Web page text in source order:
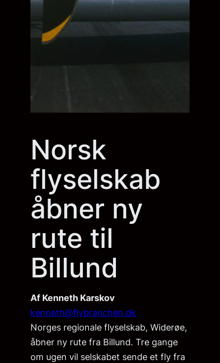
Norsk
flyselskab
åbner ny
rute til
Billund
Af Kenneth Karskov
kenneth@flybranchen.dk
Norges regionale flyselskab, Widerøe,
åbner ny rute fra Billund. Tre gange
om ugen vil selskabet sende et fly fra